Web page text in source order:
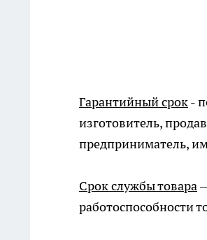
Гарантийный срок-
изготовитель,
предприниматель,
Срок службы товара
работоспособности